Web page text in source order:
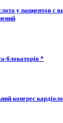
у пациентов с
блокаторів *
конгрес